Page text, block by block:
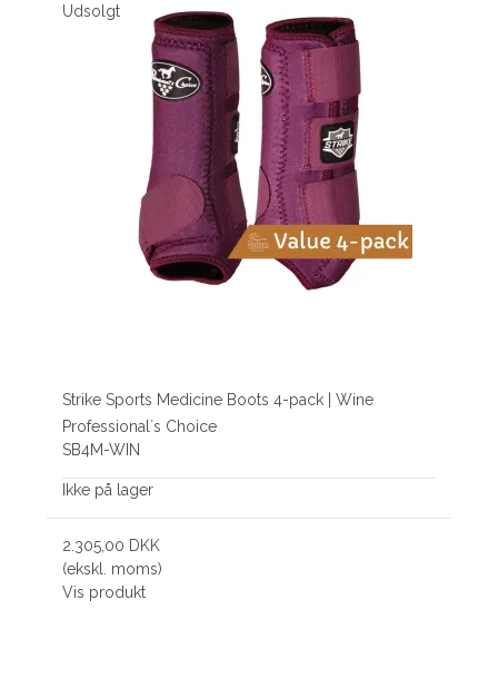
Udsolgt
Strike Sports Medicine Boots 4-pack | Wine
Professional´s Choice
SB4M-WIN
Ikke på lager
2.305,00 DKK
(ekskl. moms)
Vis produkt